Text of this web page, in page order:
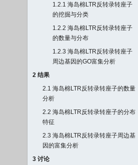
1.2.1 海岛棉LTR反转录转座子
的挖掘与分类
1.2.2 海岛棉LTR反转录转座子
的数量与分布
1.2.3 海岛棉LTR反转录转座子
周边基因的GO富集分析
2 结果
2.1 海岛棉LTR反转录转座子的数量
分析
2.2 海岛棉LTR反转录转座子的分布
特征
2.3 海岛棉LTR反转录转座子周边基
因的富集分析
3 讨论